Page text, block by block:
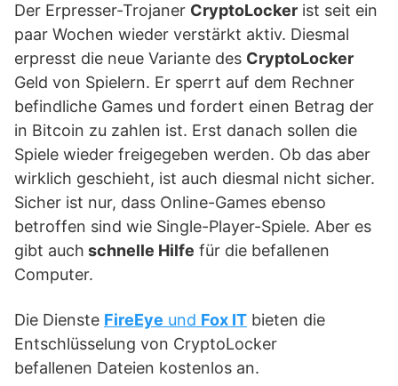
Der Erpresser-Trojaner CryptoLocker ist seit ein
paar Wochen wieder verstärkt aktiv. Diesmal
erpresst die neue Variante des CryptoLocker
Geld von Spielern. Er sperrt auf dem Rechner
befindliche Games und fordert einen Betrag der
in Bitcoin zu zahlen ist. Erst danach sollen die
Spiele wieder freigegeben werden. Ob das aber
wirklich geschieht, ist auch diesmal nicht sicher.
Sicher ist nur, dass Online-Games ebenso
betroffen sind wie Single-Player-Spiele. Aber es
gibt auch schnelle Hilfe für die befallenen
Computer.
Die Dienste FireEye und Fox IT bieten die
Entschlüsselung von CryptoLocker
befallenen Dateien kostenlos an.